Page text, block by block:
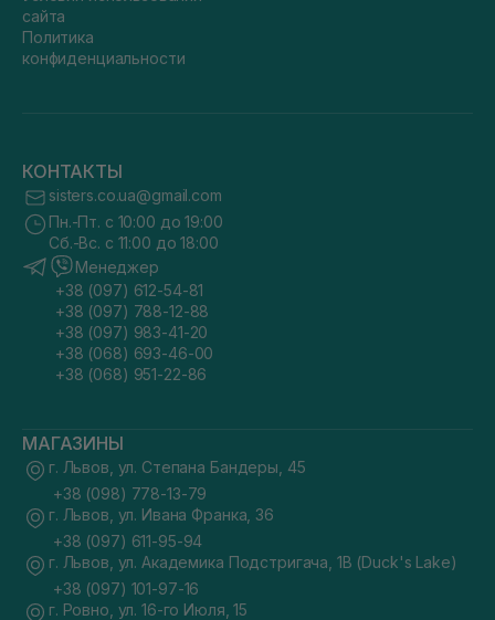
сайта
Политика
конфиденциальности
КОНТАКТЫ
sisters.co.ua@gmail.com
Пн.-Пт. с 10:00 до 19:00
Сб.-Вс. с 11:00 до 18:00
Менеджер
+38 (097) 612-54-81
+38 (097) 788-12-88
+38 (097) 983-41-20
+38 (068) 693-46-00
+38 (068) 951-22-86
МАГАЗИНЫ
г. Львов, ул. Степана Бандеры, 45
+38 (098) 778-13-79
г. Львов, ул. Ивана Франка, 36
+38 (097) 611-95-94
г. Львов, ул. Академика Подстригача, 1В (Duck's Lake)
+38 (097) 101-97-16
г. Ровно, ул. 16-го Июля, 15